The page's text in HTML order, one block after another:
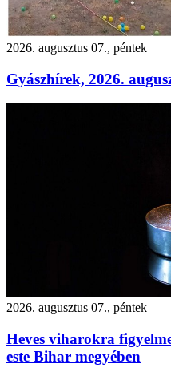
2026. augusztus 07., péntek
Gyászhírek, 2026.
2026. augusztus 07., péntek
Heves viharokra
este Bihar megyében